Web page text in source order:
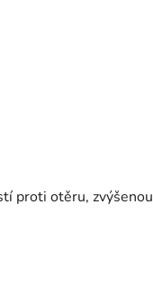
proti otěru, zvýšenou